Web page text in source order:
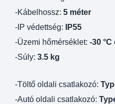
-Kábelhossz: 5 méter
-IP védettség:
IP55
-Üzemi hőmérséklet: -30
-Súly: 3.5 kg
-Töltő oldali csatlakozó:
-Autó oldali csatlakozó: